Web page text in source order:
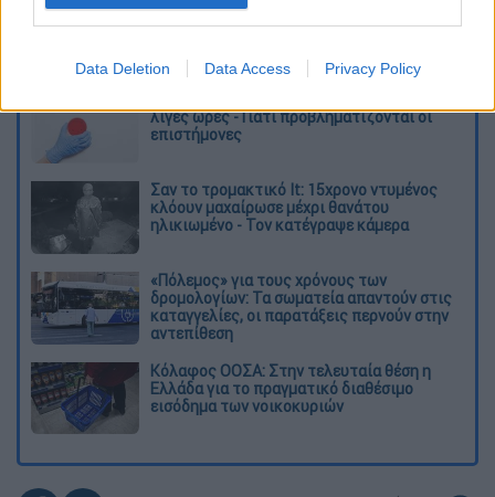
Data Deletion Data Access Privacy Policy
Διαβάστε ακόμη
λίγες ώρες - Γιατί προβληματίζονται οι
επιστήμονες
Σαν το τρομακτικό It: 15χρονο ντυμένος
κλόουν μαχαίρωσε μέχρι θανάτου
ηλικιωμένο - Τον κατέγραψε κάμερα
«Πόλεμος» για τους χρόνους των
δρομολογίων: Τα σωματεία απαντούν στις
καταγγελίες, οι παρατάξεις περνούν στην
αντεπίθεση
Κόλαφος ΟΟΣΑ: Στην τελευταία θέση η
Ελλάδα για το πραγματικό διαθέσιμο
εισόδημα των νοικοκυριών